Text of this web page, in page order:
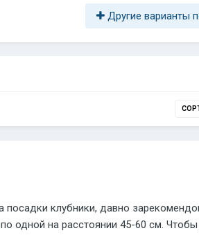
Другие варианты
клубники, давно
одной на расстоянии 45-60 см. Чтобы